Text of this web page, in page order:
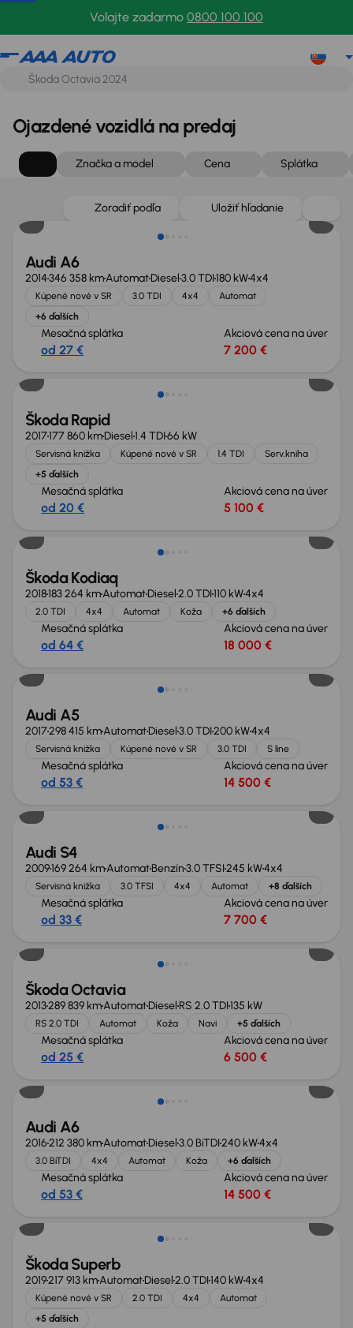
Volajte zadarmo 0800 100 100
Ojazdené vozidlá na predaj
Značka a model Cena Splátka
Zoradiť podľa Uložiť hľadanie
Zlacnené o 1 100 €
Audi A6
2014346 358 kmAutomatDiesel3.0 TDI180 kW4x4
Kúpené nové v SR 3.0 TDI 4x4
Automat
+6 ďalších
Mesačná splátka
od 27 €
Akciová cena na úver
7 200 €
Zlacnené o 500 €
Škoda Rapid
2017177 860 kmDiesel1.4 TDI66 kW
Servisná knižka Kúpené nové v SR 1.4 TDI
Serv.kniha
+5 ďalších
Mesačná splátka
od 20 €
Akciová cena na úver
5 100 €
Zlacnené o 1 000 €
Škoda Kodiaq
2018183 264 kmAutomatDiesel2.0 TDI110 kW4x4
2.0 TDI 4x4 Automat Koža +6 ďalších
Mesačná splátka
od 64 €
Akciová cena na úver
18 000 €
Zlacnené o 500 €
Audi A5
2017298 415 kmAutomatDiesel3.0 TDI200 kW4x4
Servisná knižka Kúpené nové v SR 3.0 TDI S line
Mesačná splátka
od 53 €
Akciová cena na úver
14 500 €
Zlacnené o 4 000 €
Audi S4
2009169 264 kmAutomatBenzín3.0 TFSI245 kW4x4
Servisná knižka 3.0 TFSI 4x4 Automat +8 ďalších
Mesačná splátka
od 33 €
Akciová cena na úver
7 700 €
Škoda Octavia
2013289 839 kmAutomatDiesel RS 2.0 TDI135 kW
RS 2.0 TDI Automat Koža Navi +5 ďalších
Mesačná splátka
od 25 €
Akciová cena na úver
6 500 €
Audi A6
2016212 380 kmAutomatDiesel3.0 BiTDI240 kW4x4
3.0 BiTDI 4x4 Automat Koža +6 ďalších
Mesačná splátka
od 53 €
Akciová cena na úver
14 500 €
Zlacnené o 1 900 €
Škoda Superb
2019217 913 kmAutomatDiesel2.0 TDI140 kW4x4
Kúpené nové v SR 2.0 TDI 4x4
Automat
+5 ďalších